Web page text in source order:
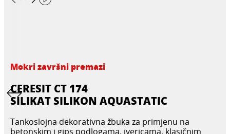
Mokri završni premazi
CERESIT CT 174
SILIKAT SILIKON AQUASTATIC
Tankoslojna dekorativna žbuka za primjenu na
betonskim i gips podlogama, ivericama, klasičnim